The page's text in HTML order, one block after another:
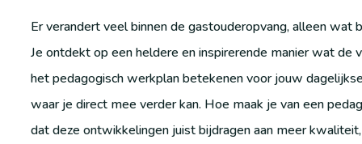
Er verandert veel binnen de gastouderopvang, alleen
Je ontdekt op een heldere en inspirerende manier wat de
het pedagogisch werkplan betekenen voor jouw
waar je direct mee verder kan. Hoe maak je van een
dat deze ontwikkelingen juist bijdragen aan meer